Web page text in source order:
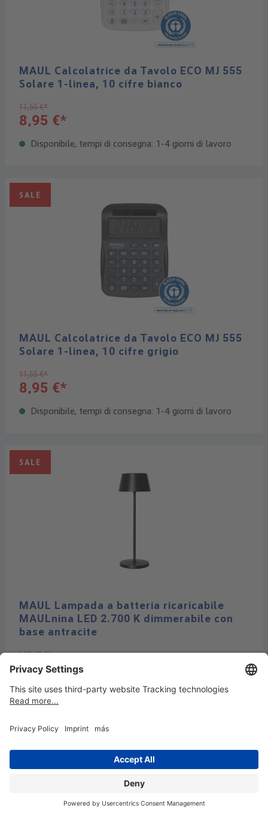
MAUL Calcolatrice da Tavolo ECO MJ 555
Solare 1-linea, 10 cifre bianco
11,55 €*
8,95 €*
Disponibile, tempi di consegna: 1-4 giorni di lavoro
SALE
MAUL Calcolatrice da Tavolo ECO MJ 555
Solare 1-linea, 10 cifre grigio
11,55 €*
8,95 €*
Disponibile, tempi di consegna: 1-4 giorni di lavoro
SALE
MAUL Lampada a batteria ricaricabile
MAULnina LED 2.700 K dimmerabile con
base antracite
120,45 €*
49,95 €*
Disponibile, tempi di consegna: 1-4 giorni di lavoro